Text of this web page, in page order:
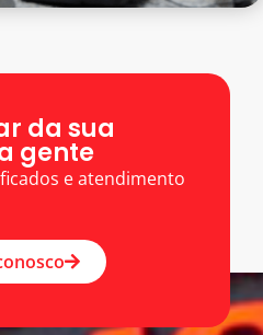
da sua
gente
e atendimento